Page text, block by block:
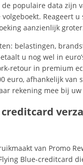
populaire data zijn
Reageert u
aanzienlijk
belastingen,
u nog wel in
retour in premium
euro, afhankelijk van
rekening mee bij
van Promo
Blue-creditcard